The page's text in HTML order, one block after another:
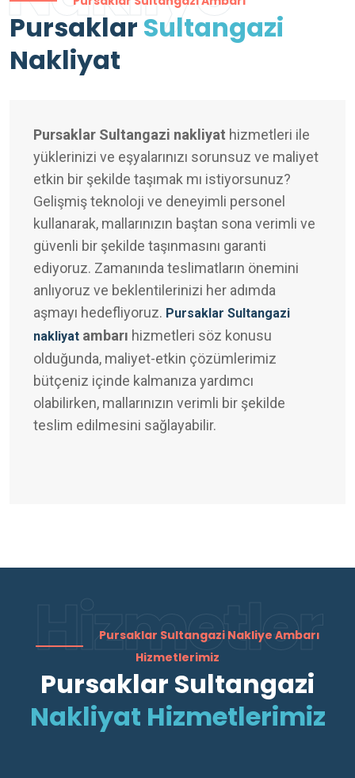
Pursaklar Sultangazi
Nakliyat
Pursaklar Sultangazi nakliyat hizmetleri ile
yüklerinizi ve eşyalarınızı sorunsuz ve maliyet
etkin bir şekilde taşımak mı istiyorsunuz?
Gelişmiş teknoloji ve deneyimli personel
kullanarak, mallarınızın baştan sona verimli ve
güvenli bir şekilde taşınmasını garanti
ediyoruz. Zamanında teslimatların önemini
anlıyoruz ve beklentilerinizi her adımda
aşmayı hedefliyoruz. Pursaklar Sultangazi
nakliyat ambarı hizmetleri söz konusu
olduğunda, maliyet-etkin çözümlerimiz
bütçeniz içinde kalmanıza yardımcı
olabilirken, mallarınızın verimli bir şekilde
teslim edilmesini sağlayabilir.
Hizmetler
Pursaklar Sultangazi Nakliye Ambarı
Hizmetlerimiz
Pursaklar Sultangazi
Nakliyat Hizmetlerimiz